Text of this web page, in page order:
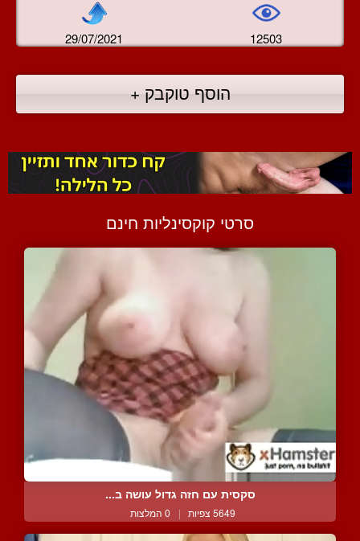
29/07/2021 12503
הוסף טוקבק +
סרטי קוקסינליות חינם
סקסית עם חזה גדול עושה ב...
5649 צפיות | 0 המלצות